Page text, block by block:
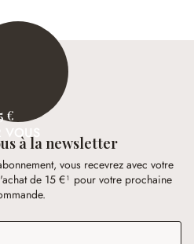
€
VOUS
à la newsletter
vous recevrez avec votre
de 15 €¹ pour votre prochaine